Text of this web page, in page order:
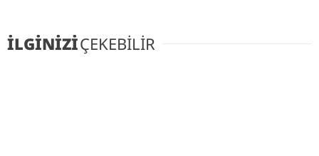
İLGİNİZİÇEKEBİLİR